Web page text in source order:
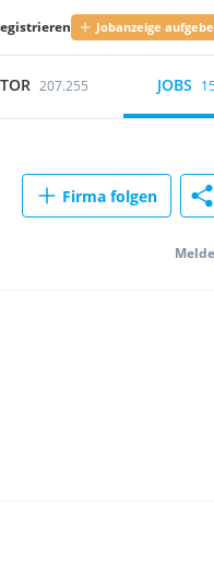
Jobanzeige
207.255 JOBS
Firma folgen